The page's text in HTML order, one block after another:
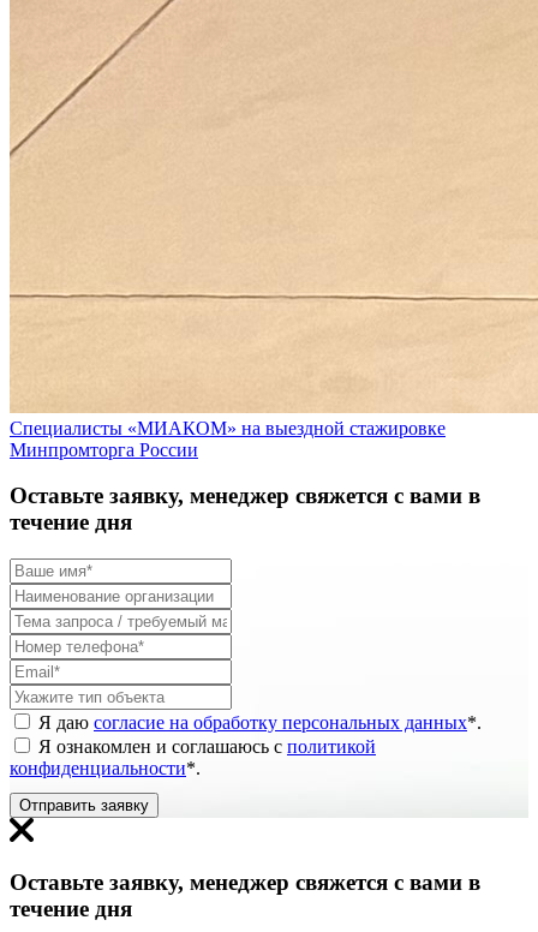
Специалисты «МИАКОМ» на выездной стажировке
Минпромторга России
Оставьте заявку, менеджер свяжется с вами в
течение дня
Я даю согласие на обработку персональных данных*.
Я ознакомлен и соглашаюсь с политикой
конфиденциальности*.
Отправить заявку
Оставьте заявку, менеджер свяжется с вами в
течение дня